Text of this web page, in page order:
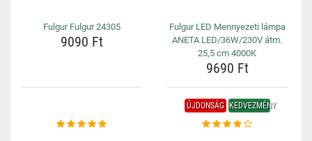
Fulgur Fulgur 24305
9090 Ft
Fulgur LED Mennyezeti lámpa
ANETA LED/36W/230V átm.
25,5 cm 4000K
9690 Ft
ÚJDONSÁG KEDVEZMÉNY